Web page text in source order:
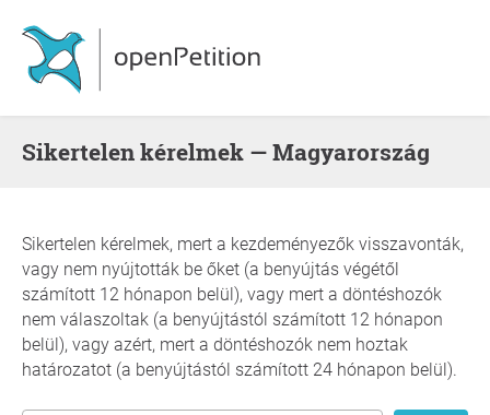
Sikertelen kérelmek — Magyarország
Sikertelen kérelmek, mert a kezdeményezők visszavonták,
vagy nem nyújtották be őket (a benyújtás végétől
számított 12 hónapon belül), vagy mert a döntéshozók
nem válaszoltak (a benyújtástól számított 12 hónapon
belül), vagy azért, mert a döntéshozók nem hoztak
határozatot (a benyújtástól számított 24 hónapon belül).